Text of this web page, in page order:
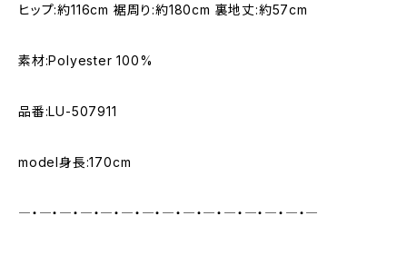
ヒップ:約116cm 裾周り:約180cm 裏地丈:約57cm
素材:Polyester 100%
品番:LU-507911
model身長:170cm
―・―・―・―・―・―・―・―・―・―・―・―・―・―・―